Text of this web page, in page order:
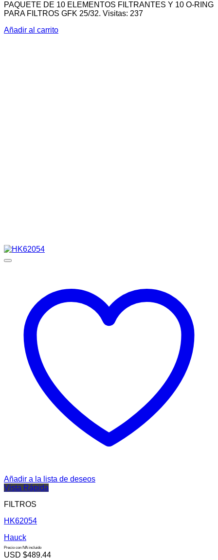
PAQUETE DE 10 ELEMENTOS FILTRANTES Y 10 O-RING
PARA FILTROS GFK 25/32. Visitas: 237
Añadir al carrito
Añadir a la lista de deseos
Vista Rápida
FILTROS
HK62054
Hauck
Precio con IVA incluido
USD $489.44